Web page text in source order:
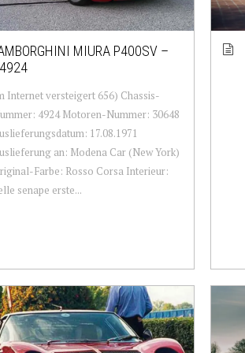
MIURA P400SV –
Internet versteigert 656) Chassis-
4924 Motoren-Nummer: 30648
17.08.1971
an: Modena Car (New York)
Farbe: Rosso Corsa Interieur:
senape erste...